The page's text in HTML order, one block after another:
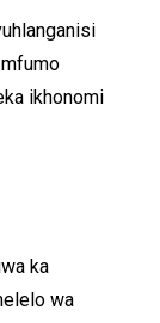
ikhonomi
ka
wa